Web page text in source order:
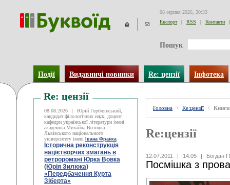
08 серпня 2026, 20:33
Експорт
| RSS | Контакти |
Пошук
Події Видавничі новинки Re: цензії Інфотека
Re: цензії
08.08.2026 |
Юрій Горблянський,
кандидат філологічних наук, доцент
кафедри української літератури імені
академіка Михайла Возняка
Львівського національного
університету імені
Івана Франка
Історична реконструкція
націєтворчих змагань в
ретроромані Юрка Вовка
(Юрія Зилюка)
«Передбачення Курта
Зіберта»
Головна \ Re:цензії \ Книги
Re:цензії
12.07.2011 | 14:05 | Богдан
Посмішка з